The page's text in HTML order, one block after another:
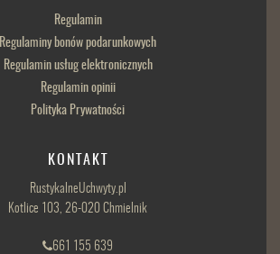
Regulamin
Regulaminy bonów podarunkowych
Regulamin usług elektronicznych
Regulamin opinii
Polityka Prywatności
KONTAKT
RustykalneUchwyty.pl
Kotlice 103, 26-020 Chmielnik
661 155 639